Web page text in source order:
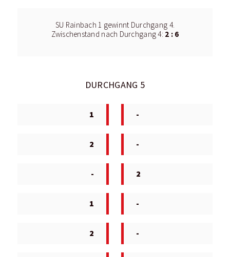
SU Rainbach 1 gewinnt Durchgang 4.
Zwischenstand nach Durchgang 4: 2 : 6
DURCHGANG 5
1 -
2 -
- 2
1 -
2 -